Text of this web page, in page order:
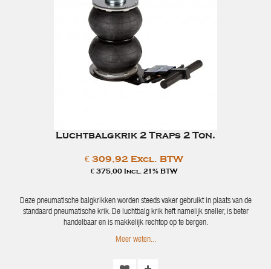
Luchtbalgkrik 2 Traps 2 Ton.
€ 309,92 Excl. BTW
€ 375,00 Incl. 21% BTW
Deze pneumatische balgkrikken worden steeds vaker gebruikt in plaats van de
standaard pneumatische krik. De luchtbalg krik heft namelijk sneller, is beter
handelbaar en is makkelijk rechtop op te bergen.
Meer weten...